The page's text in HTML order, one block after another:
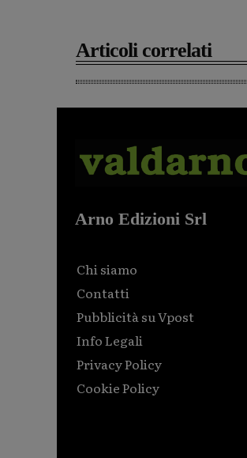
Articoli correlati
Arno Edizioni Srl
Chi siamo
Contatti
Pubblicità su Vpost
Info Legali
Privacy Policy
Cookie Policy